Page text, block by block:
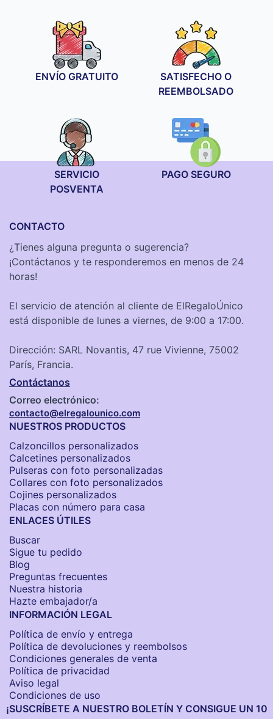
ENVÍO GRATUITO
SATISFECHO O
REEMBOLSADO
SERVICIO
POSVENTA
PAGO SEGURO
CONTACTO
¿Tienes alguna pregunta o sugerencia?
¡Contáctanos y te responderemos en menos de 24
horas!
El servicio de atención al cliente de ElRegaloÚnico
está disponible de lunes a viernes, de 9:00 a 17:00.
Dirección: SARL Novantis, 47 rue Vivienne, 75002
París, Francia.
Contáctanos
Correo electrónico:
contacto@elregalounico.com
NUESTROS PRODUCTOS
Calzoncillos personalizados​
Calcetines personalizados
Pulseras con foto personalizadas
Collares con foto personalizados
Cojines personalizados
Placas con número para casa
ENLACES ÚTILES
Buscar
Sigue tu pedido
Blog
Preguntas frecuentes
Nuestra historia
Hazte embajador/a
INFORMACIÓN LEGAL
Política de envío y entrega
Política de devoluciones y reembolsos
Condiciones generales de venta
Política de privacidad
Aviso legal
Condiciones de uso
¡SUSCRÍBETE A NUESTRO BOLETÍN Y CONSIGUE UN 10